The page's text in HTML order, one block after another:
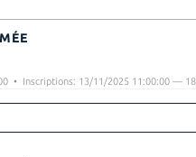
• Inscriptions: 13/11/2025 11:00:00 —